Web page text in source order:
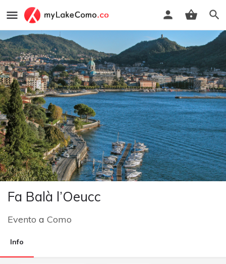
Fa Balà l’Oeucc
Evento a Como
Info